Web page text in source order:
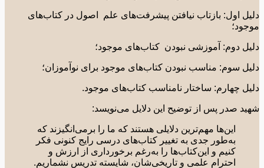
اول: بازتاب نیافتن پیشرفت‌های علم اصول در کتاب‌های
دوم: آموزشی نبودن کتاب‌های موجود؛
سوم: مناسب نبودن کتاب‌های موجود برای نوآموزان؛
چهارم: ساختار نامناسب کتاب‌های موجود.
صدر پس از توضیح این دلایل می‌نویسد:
این‌ها مهم‌ترین دلایلی هستند که ما را برمی‌انگیزند که
به‌طور جدی به تغییر کتاب‌های درسی رایج کنونی فکر
کنیم و این‌کتاب‌ها را به‌رغم برخورداری از ارزش و
احترام علمی و تاریخی‌شان، شایسته تدریس نشماریم.